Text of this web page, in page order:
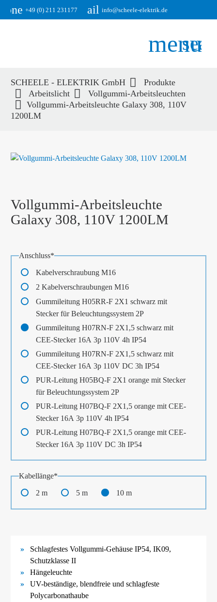
+49 (0) 211 231177email info@scheele-elektrik.de
menu
Suchbegriffe SUCHEN
SCHEELE - ELEKTRIK GmbH
Produkte
Arbeitslicht
Vollgummi-Arbeitsleuchten
Vollgummi-Arbeitsleuchte Galaxy 308, 110V
1200LM
Vollgummi-Arbeitsleuchte
Galaxy 308, 110V 1200LM
Pflichtfeld
Anschluss*
Kabelverschraubung M16
2 Kabelverschraubungen M16
Gummileitung H05RR-F 2X1 schwarz mit
Stecker für Beleuchtungssystem 2P
Gummileitung H07RN-F 2X1,5 schwarz mit
CEE-Stecker 16A 3p 110V 4h IP54
Gummileitung H07RN-F 2X1,5 schwarz mit
CEE-Stecker 16A 3p 110V DC 3h IP54
PUR-Leitung H05BQ-F 2X1 orange mit Stecker
für Beleuchtungssystem 2P
PUR-Leitung H07BQ-F 2X1,5 orange mit CEE-
Stecker 16A 3p 110V 4h IP54
PUR-Leitung H07BQ-F 2X1,5 orange mit CEE-
Stecker 16A 3p 110V DC 3h IP54
Pflichtfeld
Kabellänge*
2 m 5 m 10 m
Schlagfestes Vollgummi-Gehäuse IP54, IK09,
Schutzklasse II
Hängeleuchte
UV-beständige, blendfreie und schlagfeste
Polycarbonathaube